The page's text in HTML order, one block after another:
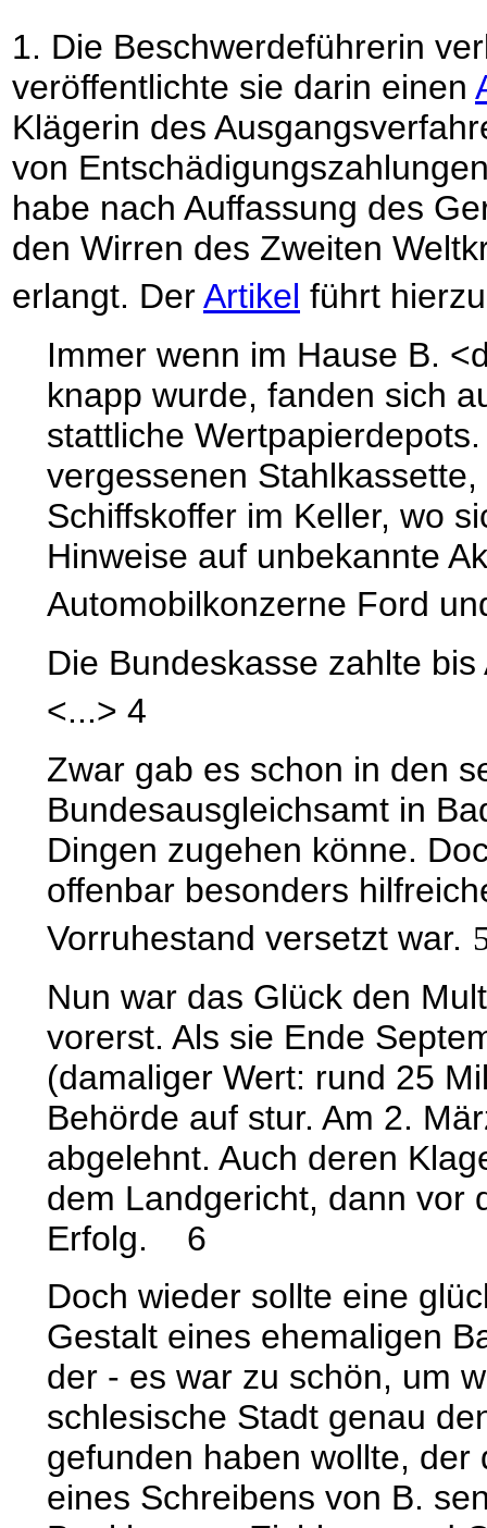
1. Die Beschwerdeführerin
veröffentlichte sie darin einen
Klägerin des
von
habe nach Auffassung des
den Wirren des Zweiten
erlangt. DerArtikel führt
Immer wenn im Hause B.
knapp wurde, fanden sich
stattliche
vergessenen
Schiffskoffer im Keller, wo
Hinweise auf unbekannte
Automobilkonzerne Ford
Die Bundeskasse zahlte
<...> 4
Zwar gab es schon in den
Bundesausgleichsamt in
Dingen zugehen könne.
offenbar besonders
Vorruhestand versetzt war.
Nun war das Glück den
vorerst. Als sie Ende
(damaliger Wert: rund 25
Behörde auf stur. Am 2.
abgelehnt. Auch deren
dem Landgericht, dann vor
Erfolg. 6
Doch wieder sollte eine
Gestalt eines ehemaligen
der - es war zu schön, um
schlesische Stadt genau
gefunden haben wollte,
eines Schreibens von B.